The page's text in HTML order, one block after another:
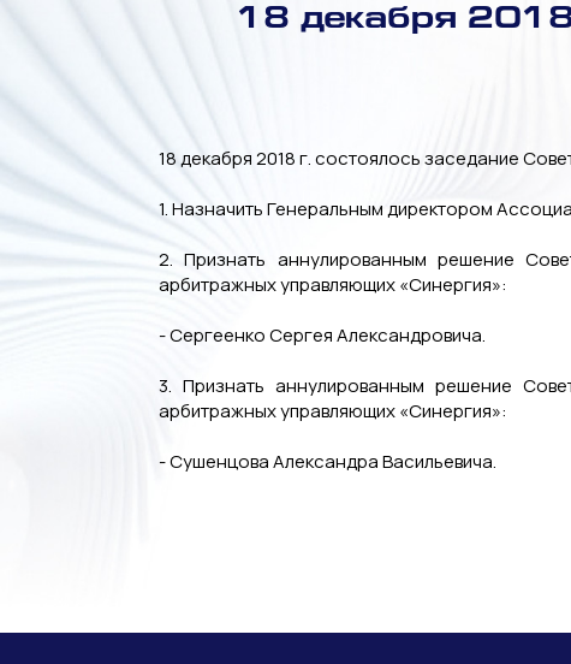
18 декабря
18 декабря 2018 г. состоялось заседание
1. Назначить Генеральным директором
2. Признать аннулированным решение
арбитражных управляющих «Синергия»:
- Сергеенко Сергея Александровича.
3. Признать аннулированным решение
арбитражных управляющих «Синергия»:
- Сушенцова Александра Васильевича.